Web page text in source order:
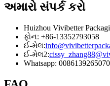
અમારો સંપર્ક કરો
Huizhou Vivibetter
ફોન: +86-13352793058
ઈ-મેલ:
ઈ-મેલ2:
Whatsapp: